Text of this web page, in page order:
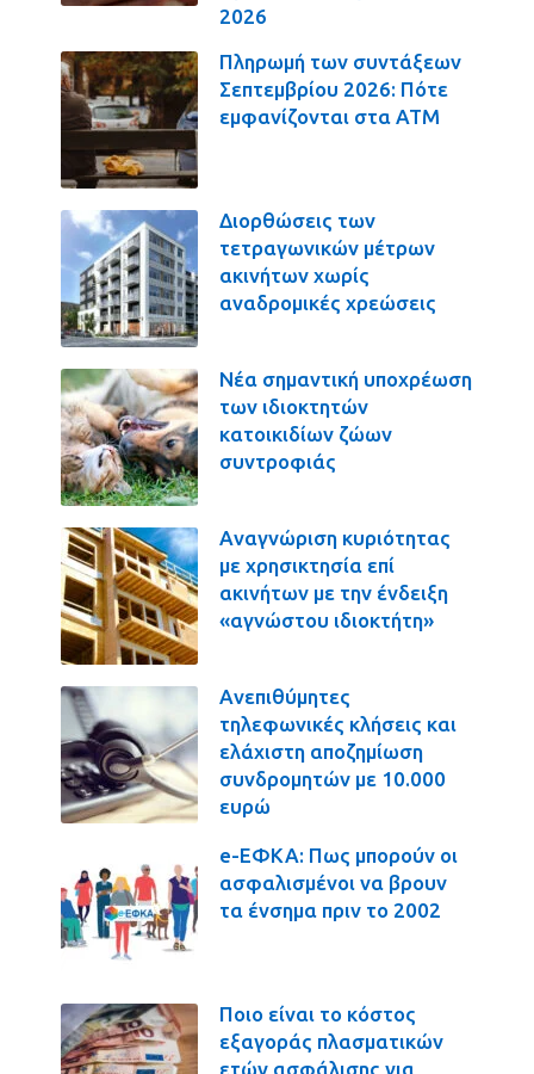
2026
Πληρωμή των συντάξεων
Σεπτεμβρίου 2026: Πότε
εμφανίζονται στα ΑΤΜ
Διορθώσεις των
τετραγωνικών μέτρων
ακινήτων χωρίς
αναδρομικές χρεώσεις
Νέα σημαντική υποχρέωση
των ιδιοκτητών
κατοικιδίων ζώων
συντροφιάς
Αναγνώριση κυριότητας
με χρησικτησία επί
ακινήτων με την ένδειξη
«αγνώστου ιδιοκτήτη»
Ανεπιθύμητες
τηλεφωνικές κλήσεις και
ελάχιστη αποζημίωση
συνδρομητών με 10.000
ευρώ
e-ΕΦΚΑ: Πως μπορούν οι
ασφαλισμένοι να βρουν
τα ένσημα πριν το 2002
Ποιο είναι το κόστος
εξαγοράς πλασματικών
ετών ασφάλισης για